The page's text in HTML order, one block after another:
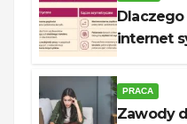
internet
PRACA
Zawody